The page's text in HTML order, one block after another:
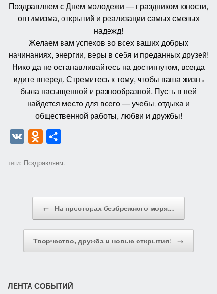
Поздравляем с Днем молодежи — праздником юности,
оптимизма, открытий и реализации самых смелых
надежд!
Желаем вам успехов во всех ваших добрых
начинаниях, энергии, веры в себя и преданных друзей!
Никогда не останавливайтесь на достигнутом, всегда
идите вперед. Стремитесь к тому, чтобы ваша жизнь
была насыщенной и разнообразной. Пусть в ней
найдется место для всего — учебы, отдыха и
общественной работы, любви и дружбы!
n
k
l
s
s
i
п
а
в
т
ь
теги: Поздравляем.
← На просторах безбрежного моря…
Творчество, дружба и новые открытия! →
ЛЕНТА СОБЫТИЙ